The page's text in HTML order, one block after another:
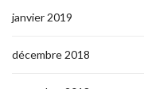
janvier 2019
décembre 2018